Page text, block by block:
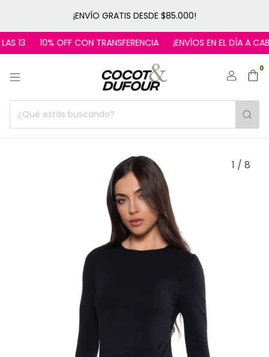
¡ENVÍO GRATIS DESDE $85.000!
13 10% OFF CON TRANSFERENCIA ¡ENVÍOS EN EL DÍA A
0
1 / 8